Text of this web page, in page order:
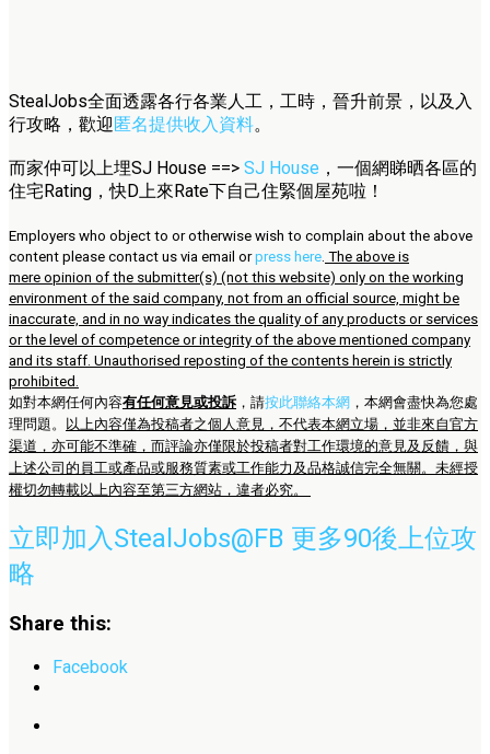
StealJobs全面透露各行各業人工，工時，晉升前景，以及入
行攻略，歡迎匿名提供收入資料。
而家仲可以上埋SJ House ==> SJ House ，一個網睇晒各區的
住宅Rating，快D上來Rate下自己住緊個屋苑啦！
Employers who object to or otherwise wish to complain about the above
content please contact us via email orpress here. The above is
mere opinion of the submitter(s) (not this website) only on the working
environment of the said company, not from an official source, might be
inaccurate, and in no way indicates the quality of any products or services
or the level of competence or integrity of the above mentioned company
and its staff. Unauthorised reposting of the contents herein is strictly
prohibited.
如對本網任何內容有任何意見或投訴 ，請按此聯絡本網 ，本網會盡快為您處
理問題。
以上內容僅為投稿者之個人意見，不代表本網立場，並非來自官方
渠道，亦可能不準確，而評論亦僅限於投稿者對工作環境的意見及反饋，與
上述公司的員工或產品或服務質素或工作能力及品格誠信完全無關。未經授
權切勿轉載以上內容至第三方網站，違者必究。
立即加入StealJobs@FB 更多90後上位攻
略
Share this:
Facebook